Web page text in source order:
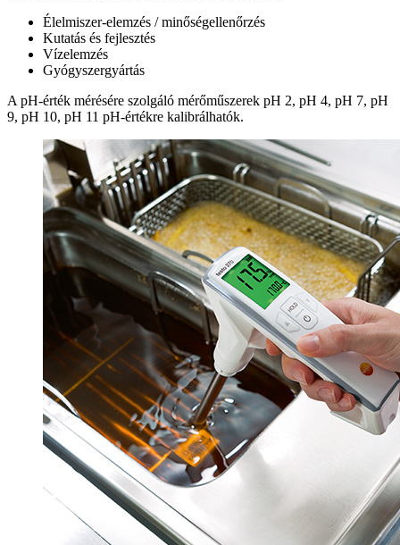
Élelmiszer-elemzés / minőségellenőrzés
Kutatás és fejlesztés
Vízelemzés
Gyógyszergyártás
A pH-érték mérésére szolgáló mérőműszerek pH 2, pH 4, pH 7, pH
9, pH 10, pH 11 pH-értékre kalibrálhatók.